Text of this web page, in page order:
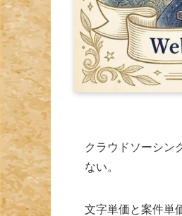
クラウドソーシン
ない。
文字単価と案件単